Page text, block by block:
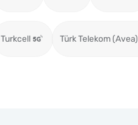
Turkcell Türk Telekom (Avea)